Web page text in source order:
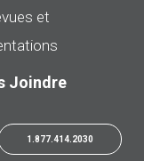
et
Joindre
1.877.414.2030